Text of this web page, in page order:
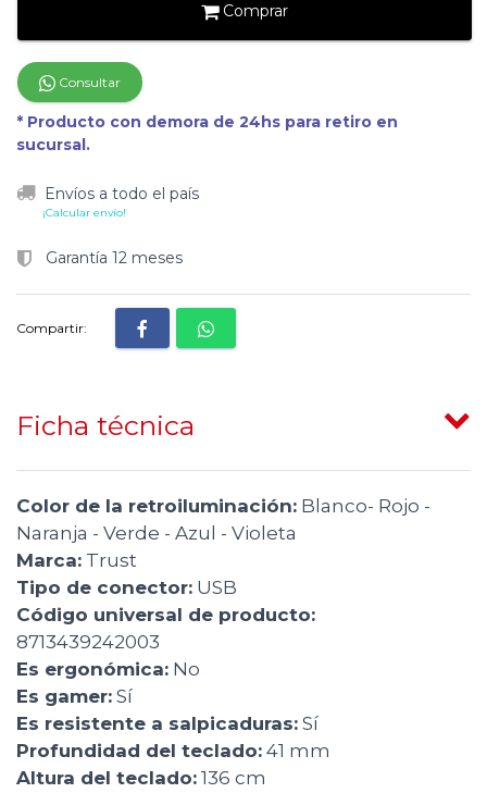
Comprar
Consultar
* Producto con demora de 24hs para retiro en
sucursal.
Envíos a todo el país
¡Calcular envío!
Garantía 12 meses
Compartir:
Ficha técnica
Color de la retroiluminación: Blanco- Rojo -
Naranja - Verde - Azul - Violeta
Marca: Trust
Tipo de conector: USB
Código universal de producto:
8713439242003
Es ergonómica: No
Es gamer: Sí
Es resistente a salpicaduras: Sí
Profundidad del teclado: 41 mm
Altura del teclado: 136 cm